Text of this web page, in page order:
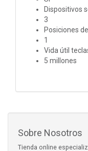
Dispositivos
3
Posiciones
1
Vida útil
5 millones
Sobre Nosotros
Tienda online